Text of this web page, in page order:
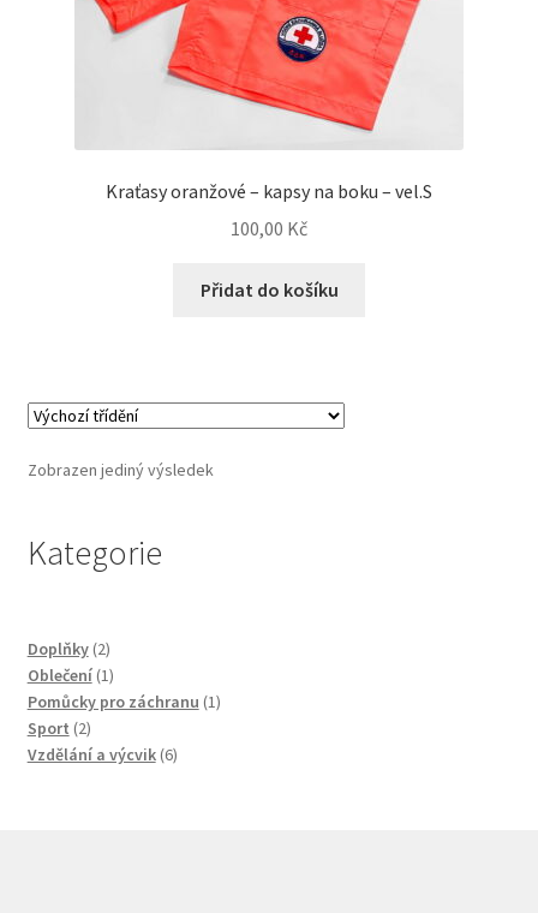
Kraťasy oranžové – kapsy na boku – vel.S
100,00 Kč
Přidat do košíku
Zobrazen jediný výsledek
Kategorie
Doplňky 22
produkty
Oblečení 11
produkt
Pomůcky pro záchranu 11
Sport 22
produkty
Vzdělání a výcvik 66